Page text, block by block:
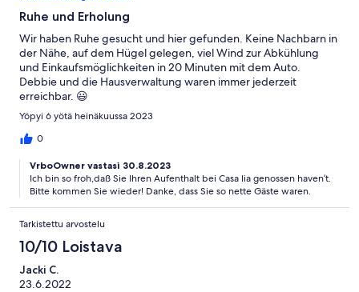
Ruhe und Erholung
Wir haben Ruhe gesucht und hier gefunden. Keine Nachbarn in
der Nähe, auf dem Hügel gelegen, viel Wind zur Abkühlung
und Einkaufsmöglichkeiten in 20 Minuten mit dem Auto.
Debbie und die Hausverwaltung waren immer jederzeit
erreichbar. 😃
Yöpyi 6 yötä heinäkuussa 2023
0
VrboOwner vastasi 30.8.2023
Ich bin so froh,daß Sie Ihren Aufenthalt bei Casa lia genossen haven’t.
Bitte kommen Sie wieder! Danke, dass Sie so nette Gäste waren.
Tarkistettu arvostelu
10/10 Loistava
Jacki C.
23.6.2022